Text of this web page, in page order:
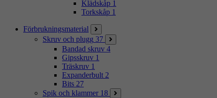
Klädskåp 1
Torkskåp 1
Förbrukningsmaterial
Skruv och plugg 37
Bandad skruv 4
Gipsskruv 1
Träskruv 1
Expanderbult 2
Bits 27
Spik och klammer 18